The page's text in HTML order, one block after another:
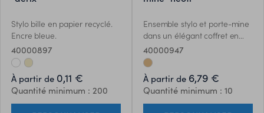
Stylo bille en papier recyclé.
Encre bleue.
40000897
À partir de 0,11 €
Quantité minimum : 200
Ensemble stylo et porte-mine
dans un élégant coffret en
bois.
40000947
À partir de 6,79 €
Quantité minimum : 10